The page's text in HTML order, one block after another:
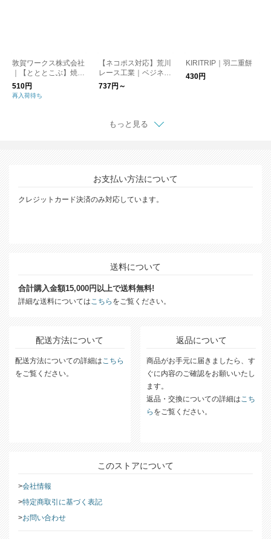
敦賀ワークス株式会社
｜【とととこぶ】焼き
鯖節とアオサが香る浅
漬け塩（110g）
510円
再入荷待ち
【ネコポス対応】荒川
レース工業｜ベジネッ
ト
737円～
KIRITRIP｜羽二重餅
430円
もっと見る
お支払い方法について
クレジットカード決済のみ対応しています。
送料について
合計購入金額15,000円以上で送料無料!
詳細な送料についてはこちら をご覧ください。
配送方法について
配送方法についての詳細はこちら
をご覧ください。
返品について
商品がお手元に届きましたら、す
ぐに内容のご確認をお願いいたし
ます。
返品・交換についての詳細はこち
ら をご覧ください。
このストアについて
会社情報
特定商取引に基づく表記
お問い合わせ